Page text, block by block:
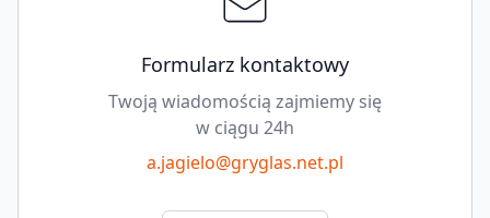
Formularz kontaktowy
Twoją wiadomością zajmiemy się
w ciągu 24h
a.jagielo@gryglas.net.pl